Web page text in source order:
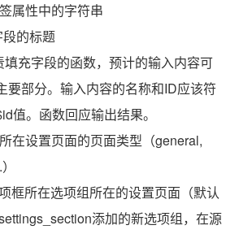
属性中的字符串
的标题
充字段的函数，预计的输入内容可
要部分。输入内容的名称和ID应该符
值。函数回应输出结果。
设置页面的页面类型（general,
所在选项组所在的设置页面（默认
添加的新选项组，在源